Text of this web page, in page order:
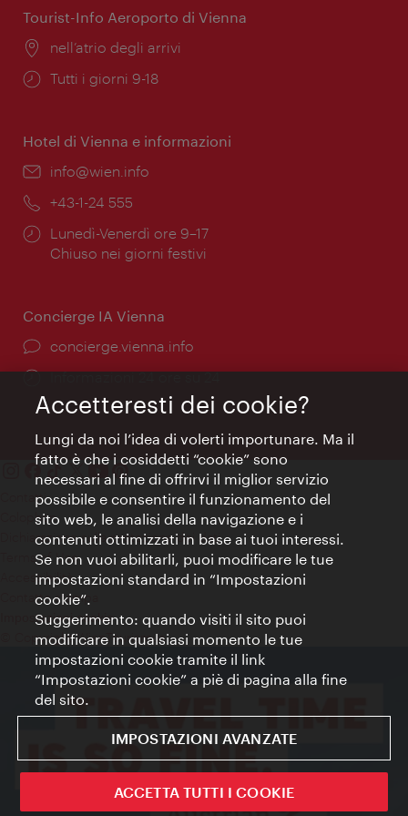
Tourist-Info Aeroporto di Vienna
Posizione:
nell’atrio degli arrivi
Orari
Tutti i giorni 9-18
Hotel di Vienna e informazioni
Email:
info@wien.info
Telefono:
+43-1-24 555
Orari
di
Lunedì-Venerdì ore 9–17
Chiuso nei giorni festivi
Concierge IA Vienna
Ort:
concierge.vienna.info
Öffnungszeiten:
Informazioni 24 ore su 24
Contatti
Colophon
Dichiarazione sulla protezione dei dati
Terms of Use
Accessibilità
Contatto stampa
Impostazioni cookie
© Copyright WienTourismus
Accetteresti dei cookie?
Lungi da noi l’idea di volerti importunare. Ma il
fatto è che i cosiddetti “cookie” sono
necessari al fine di offrirvi il miglior servizio
possibile e consentire il funzionamento del
sito web, le analisi della navigazione e i
contenuti ottimizzati in base ai tuoi interessi.
Se non vuoi abilitarli, puoi modificare le tue
impostazioni standard in “Impostazioni
cookie”.
Suggerimento: quando visiti il sito puoi
modificare in qualsiasi momento le tue
impostazioni cookie tramite il link
“Impostazioni cookie” a piè di pagina alla fine
del sito.
IMPOSTAZIONI AVANZATE
ACCETTA TUTTI I COOKIE